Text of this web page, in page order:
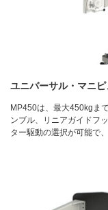
ユニバーサル・マニ
MP450は、最大450kgま
ンブル、リニアガイドフ
ター駆動の選択が可能で